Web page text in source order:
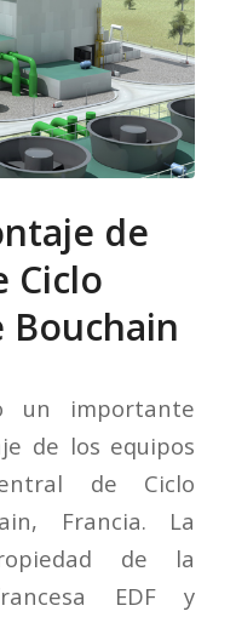
de
Ciclo
Bouchain
un importante
de los equipos
de Ciclo
Francia. La
de la
EDF y